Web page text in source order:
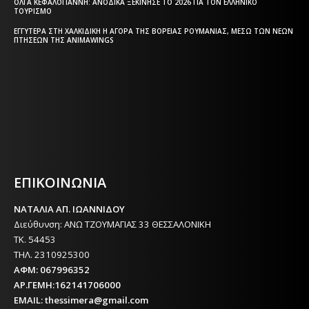
ΌΛΓΑ ΚΕΦΑΛΟΓΙΆΝΝΗ: ΑΝΟΔΙΚΆ ΞΕΚΊΝΗΣΕ ΤΟ 2026 ΓΙΑ ΤΟΝ ΕΛΛΗΝΙΚΌ
ΤΟΥΡΙΣΜΌ
ΕΓΓΎΤΕΡΑ ΣΤΗ ΧΑΛΚΙΔΙΚΉ Η ΑΓΟΡΆ ΤΗΣ ΒΌΡΕΙΑΣ ΡΟΥΜΑΝΊΑΣ, ΜΈΣΩ ΤΩΝ ΝΈΩΝ
ΠΤΉΣΕΩΝ ΤΗΣ ANIMAWINGS
ΕΠΙΚΟΙΝΩΝΙΑ
ΝΑΤΑΛΙΑ ΑΠ. ΙΩΑΝΝΙΔΟΥ
Διεύθυνση: ΑΝΩ ΤΖΟΥΜΑΓΙΑΣ 33 ΘΕΣΣΑΛΟΝΙΚΗ
ΤΚ. 54453
ΤΗΛ. 2310925300
ΑΦΜ: 067996352
ΑΡ.ΓΕΜΗ:162141706000
EMAIL: thessimera@gmail.com